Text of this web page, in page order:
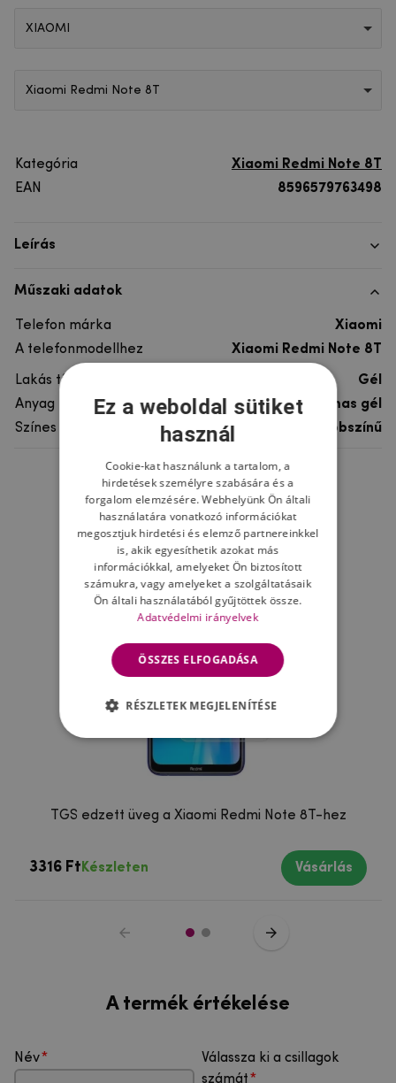
XIAOMI
Xiaomi Redmi Note 8T
Kategória
Xiaomi Redmi Note 8T
EAN
8596579763498
Leírás
Műszaki adatok
Telefon márka
Xiaomi
A telefonmodellhez
Xiaomi Redmi Note 8T
Lakás típusa
Gél
Anyag
rugalmas gél
Színes
többszínű
Ne felejtsd el
TGS edzett üveg a Xiaomi Redmi Note 8T-hez
3316 Ft Készleten Vásárlás
A termék értékelése
Név
Válassza ki a csillagok
számát
Ez a weboldal sütiket
használ
Cookie-kat használunk a tartalom, a
hirdetések személyre szabására és a
forgalom elemzésére. Webhelyünk Ön általi
használatára vonatkozó információkat
megosztjuk hirdetési és elemző partnereinkkel
is, akik egyesíthetik azokat más
információkkal, amelyeket Ön biztosított
számukra, vagy amelyeket a szolgáltatásaik
Ön általi használatából gyűjtöttek össze.
Adatvédelmi irányelvek
ÖSSZES ELFOGADÁSA
RÉSZLETEK MEGJELENÍTÉSE